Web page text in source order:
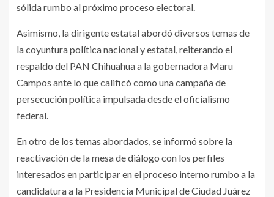
sólida rumbo al próximo proceso electoral.
Asimismo, la dirigente estatal abordó diversos temas de
la coyuntura política nacional y estatal, reiterando el
respaldo del PAN Chihuahua a la gobernadora Maru
Campos ante lo que calificó como una campaña de
persecución política impulsada desde el oficialismo
federal.
En otro de los temas abordados, se informó sobre la
reactivación de la mesa de diálogo con los perfiles
interesados en participar en el proceso interno rumbo a la
candidatura a la Presidencia Municipal de Ciudad Juárez